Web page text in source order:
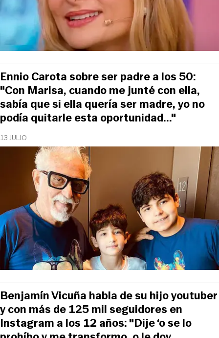
13 JULIO
Ennio Carota sobre ser padre a los 50:
"Con Marisa, cuando me junté con ella,
sabía que si ella quería ser madre, yo no
podía quitarle esta oportunidad..."
Benjamín Vicuña habla de su hijo youtuber
y con más de 125 mil seguidores en
Instagram a los 12 años: "Dije ‘o se lo